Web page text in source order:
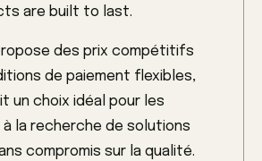
are built to last.
des prix compétitifs
de paiement flexibles,
un choix idéal pour les
la recherche de solutions
compromis sur la qualité.